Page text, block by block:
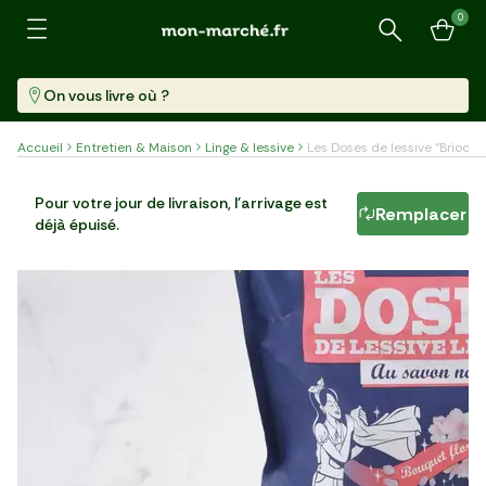
Recherche
0
On vous livre où ?
Accueil Entretien & Maison Linge & lessive Les Doses de lessive
22 Doses (336 G)
Pour votre jour de livraison, l'arrivage est
déjà épuisé.
Remplacer